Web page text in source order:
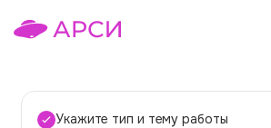
Укажите тип и тему работы